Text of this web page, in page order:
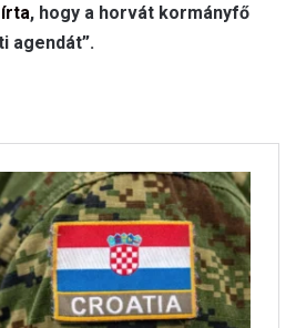
, hogy a horvát kormányfő
agendát”.